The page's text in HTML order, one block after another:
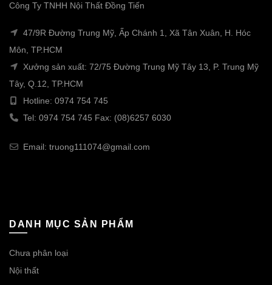
Công Ty TNHH Nội Thất Đồng Tiến
47/9R Đường Trung Mỹ, Ấp Chánh 1, Xã Tân Xuân, H. Hóc
Môn, TP.HCM
Xưởng sản xuất: 72/75 Đường Trung Mỹ Tây 13, P. Trung Mỹ
Tây, Q.12, TP.HCM
Hotline: 0974 754 745
Tel: 0974 754 745 Fax: (08)6257 6030
Email: truong111074@gmail.com
DANH MỤC SẢN PHẨM
Chưa phân loại
Nội thất